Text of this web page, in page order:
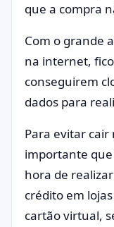
que a compra
Com o grande
na internet,
conseguirem
dados para
Para evitar cair
importante que
hora de
crédito em
cartão virtual,